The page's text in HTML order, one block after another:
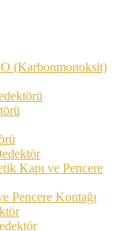
(Karbonmonoksit)
Kapı ve Pencere
Pencere Kontağı